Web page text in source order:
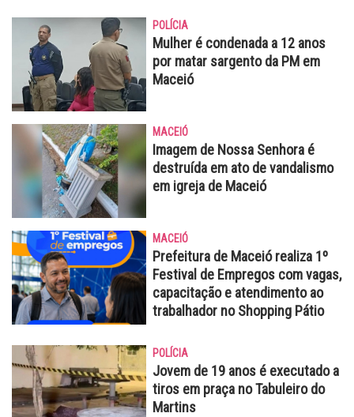
POLÍCIA
Mulher é condenada a 12 anos
por matar sargento da PM em
Maceió
MACEIÓ
Imagem de Nossa Senhora é
destruída em ato de vandalismo
em igreja de Maceió
MACEIÓ
Prefeitura de Maceió realiza 1º
Festival de Empregos com vagas,
capacitação e atendimento ao
trabalhador no Shopping Pátio
POLÍCIA
Jovem de 19 anos é executado a
tiros em praça no Tabuleiro do
Martins